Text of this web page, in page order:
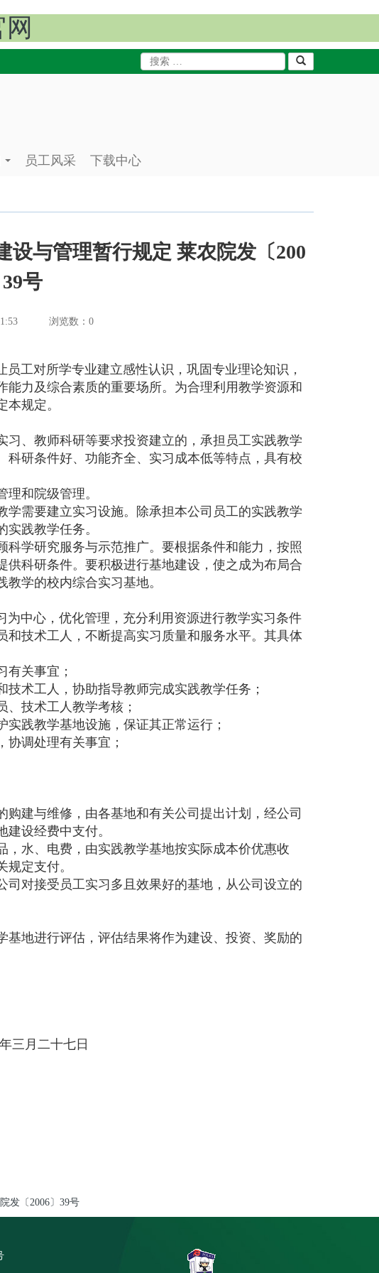
员工风采 下载中心
设与管理暂行规定 莱农院发〔200
号
浏览数：0
对所学专业建立感性认识，巩固专业理论知识，
力及综合素质的重要场所。为合理利用教学资源和
规定。
、教师科研等要求投资建立的，承担员工实践教学
研条件好、功能齐全、实习成本低等特点，具有校
和院级管理。
需要建立实习设施。除承担本公司员工的实践教学
践教学任务。
学研究服务与示范推广。要根据条件和能力，按照
科研条件。要积极进行基地建设，使之成为布局合
学的校内综合实习基地。
中心，优化管理，充分利用资源进行教学实习条件
技术工人，不断提高实习质量和服务水平。其具体
关事宜；
术工人，协助指导教师完成实践教学任务；
技术工人教学考核；
践教学基地设施，保证其正常运行；
调处理有关事宜；
建与维修，由各基地和有关公司提出计划，经公司
设经费中支付。
水、电费，由实践教学基地按实际成本价优惠收
定支付。
对接受员工实习多且效果好的基地，从公司设立的
地进行评估，评估结果将作为建设、投资、奖励的
七日
发〔2006〕39号